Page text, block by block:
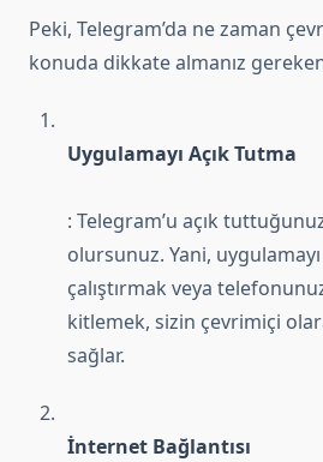
Peki, Telegram’da ne zaman
konuda dikkate almanız
Uygulamayı Açık Tutma
: Telegram’u açık
olursunuz. Yani,
çalıştırmak veya
kitlemek, sizin çevrimiçi
sağlar.
İnternet Bağlantısı